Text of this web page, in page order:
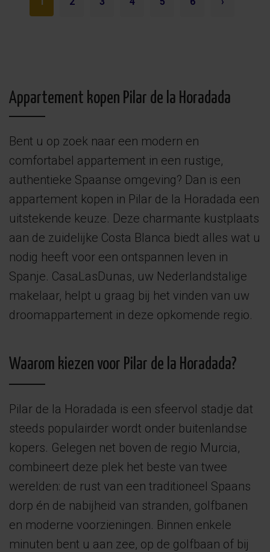
Appartement kopen Pilar de la Horadada
Bent u op zoek naar een modern en
comfortabel appartement in een rustige,
authentieke Spaanse omgeving? Dan is een
appartement kopen in Pilar de la Horadada een
uitstekende keuze. Deze charmante kustplaats
aan de zuidelijke Costa Blanca biedt alles wat u
nodig heeft voor een ontspannen leven in
Spanje. CasaLasDunas, uw Nederlandstalige
makelaar, helpt u graag bij het vinden van uw
droomappartement in deze opkomende regio.
Waarom kiezen voor Pilar de la Horadada?
Pilar de la Horadada is een sfeervol stadje dat
steeds populairder wordt onder buitenlandse
kopers. Gelegen net boven de regio Murcia,
combineert deze plek het beste van twee
werelden: de rust van een traditioneel Spaans
dorp én de nabijheid van stranden, golfbanen
en moderne voorzieningen. Binnen enkele
minuten bent u aan zee, op de golfbaan of bij